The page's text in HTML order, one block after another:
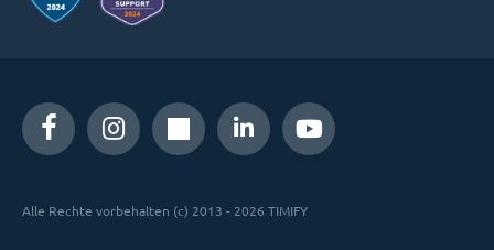
Alle Rechte vorbehalten (c) 2013 - 2026 TIMIFY